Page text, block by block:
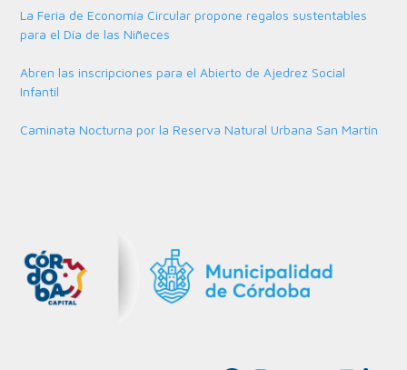
La Feria de Economía Circular propone regalos sustentables
para el Día de las Niñeces
Abren las inscripciones para el Abierto de Ajedrez Social
Infantil
Caminata Nocturna por la Reserva Natural Urbana San Martín